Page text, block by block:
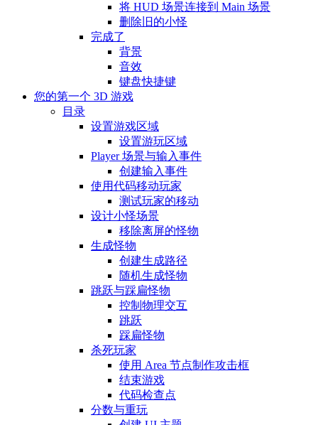
将 HUD 场景连接到 Main 场景
删除旧的小怪
完成了
背景
音效
键盘快捷键
您的第一个 3D 游戏
目录
设置游戏区域
设置游玩区域
Player 场景与输入事件
创建输入事件
使用代码移动玩家
测试玩家的移动
设计小怪场景
移除离屏的怪物
生成怪物
创建生成路径
随机生成怪物
跳跃与踩扁怪物
控制物理交互
跳跃
踩扁怪物
杀死玩家
使用 Area 节点制作攻击框
结束游戏
代码检查点
分数与重玩